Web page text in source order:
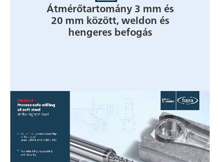
Átmérőtartomány 3 mm és
20 mm között, weldon és
hengeres befogás